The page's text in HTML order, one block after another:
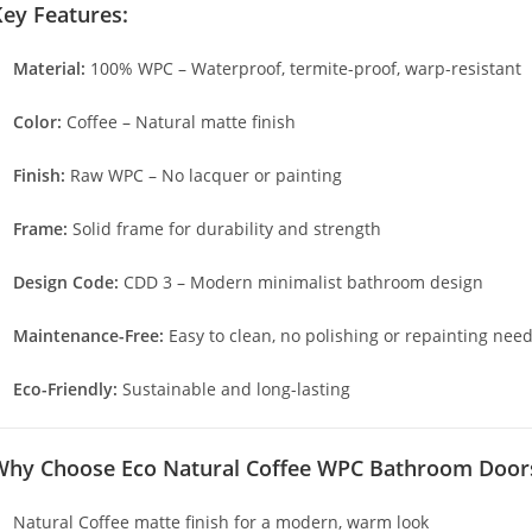
Features:
Material: 100% WPC – Waterproof, termite-proof, warp-resistant
Color: Coffee – Natural matte finish
Finish: Raw WPC – No lacquer or painting
Frame: Solid frame for durability and strength
Design Code: CDD 3 – Modern minimalist bathroom design
Maintenance-Free: Easy to clean, no polishing or repainting
Eco-Friendly: Sustainable and long-lasting
Choose Eco Natural Coffee WPC Bathroom
Natural Coffee matte finish for a modern, warm look